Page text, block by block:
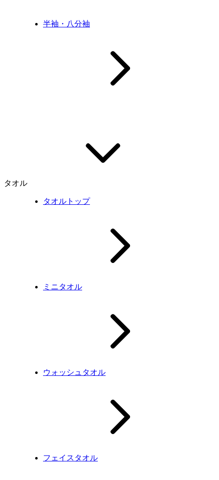
半袖・八分袖
タオル
タオルトップ
ミニタオル
ウォッシュタオル
フェイスタオル